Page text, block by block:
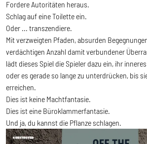
Fordere Autoritäten heraus.
Schlag auf eine Toilette ein.
Oder ... transzendiere.
Mit verzweigten Pfaden, absurden
verdächtigen Anzahl damit verbundener
lädt dieses Spiel die Spieler dazu ein, ihr
oder es gerade so lange zu unterdrücken, bis
erreichen.
Dies ist keine Machtfantasie.
Dies ist eine Büroklammerfantasie.
Und ja, du kannst die Pflanze schlagen.